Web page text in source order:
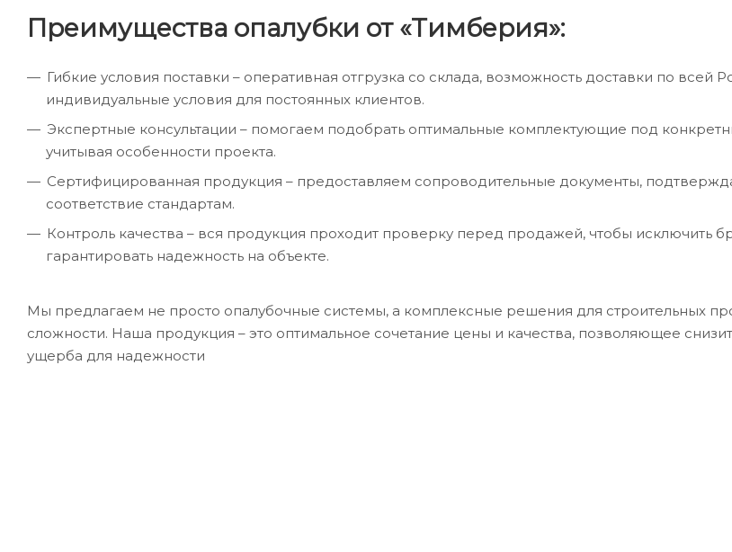
Преимущества опалубки от «Тимберия»:
Гибкие условия поставки – оперативная отгрузка со склада, возможность доставки по всей
индивидуальные условия для постоянных клиентов.
Экспертные консультации – помогаем подобрать оптимальные комплектующие под
учитывая особенности проекта.
Сертифицированная продукция – предоставляем сопроводительные документы,
соответствие стандартам.
Контроль качества – вся продукция проходит проверку перед продажей, чтобы исключить
гарантировать надежность на объекте.
Мы предлагаем не просто опалубочные системы, а комплексные решения для строительных
сложности. Наша продукция – это оптимальное сочетание цены и качества, позволяющее
ущерба для надежности